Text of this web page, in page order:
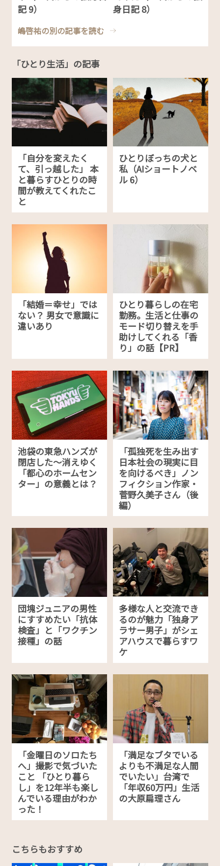
記 9）
身日記 8）
嶋啓祐の別の記事を読む
「ひとり生活」の記事
「自分を変えたく
て、引っ越した」 本
と暮らすひとりの時
間が教えてくれたこ
と
ひとりぼっちの犬と
私（AIショートノベ
ル 6）
「結婚＝幸せ」では
ない？ 男女で意識に
違いあり
ひとり暮らしの在宅
勤務。生活と仕事の
モード切り替えを手
助けしてくれる「香
り」の話【PR】
池袋の東急ハンズが
閉店した〜消えゆく
「都心のホームセン
ター」の意義とは？
「孤独死を生み出す
日本社会の現実に目
を向けるべき」ノン
フィクション作家・
菅野久美子さん（後
編）
団塊ジュニアの男性
にすすめたい「抗体
検査」と「ワクチン
接種」の話
多様な人と交流でき
るのが魅力「独身ア
ラサー男子」がシェ
アハウスで暮らすワ
ケ
「金曜日のソロたち
へ」撮影で気づいた
こと 「ひとり暮ら
し」を12年半も楽し
んでいる理由がわか
った！
「満足なブタでいる
よりも不満足な人間
でいたい」台湾で
「年収60万円」生活
の大原扁理さん
こちらもおすすめ